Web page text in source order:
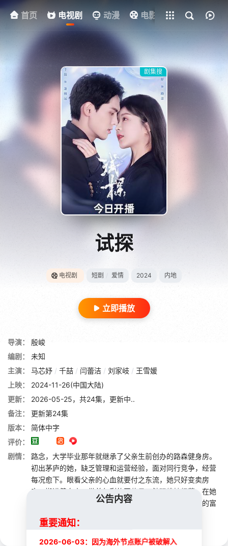
首页 电视剧 动漫 电影 其他
全部影片
剧集搜
试探
电视剧 短剧 爱情 2024 内地
立即播放
导演：
殷峻
编剧：
未知
主演：
马芯妤 / 千喆 / 闫蕾洁 / 刘家岐 / 王雪媛
上映：
2024-11-26(中国大陆)
更新：
2026-05-25，共24集，更新中..
备注：
更新第24集
版本：
简体中字
评价：
剧情：
路念，大学毕业那年就继承了父亲生前创办的路森健身房。
初出茅庐的她，缺乏管理和运营经验，面对同行竞争，经营
每况愈下。眼看父亲的心血就要付之东流，她只好变卖房
产，搬进健身房，带着仅剩的四位员工勉强维持经营。在她
期身处无盼的生活死水里，因父子关系不和，赌气回国的富
公告内容
重要通知：
2026-06-03：因为海外节点账户被破解入